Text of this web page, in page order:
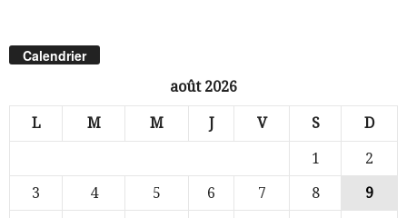
Calendrier
août 2026
L M M J V S D
1
2
3
4 5 6 7 8
9